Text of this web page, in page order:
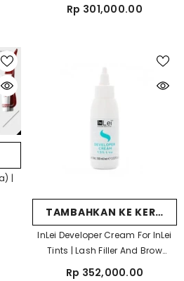
Rp 301,000.00
|
TAMBAHKAN KE
InLei Developer Cream For InLei
Tints | Lash Filler And Brow
Bomber Cream Developer
Rp 352,000.00